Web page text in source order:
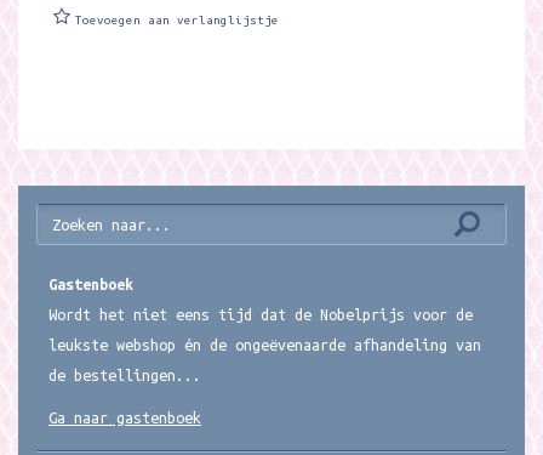
Toevoegen aan verlanglijstje
Gastenboek
Wordt het niet eens tijd dat de Nobelprijs voor de
leukste webshop én de ongeëvenaarde afhandeling van
de bestellingen...
Ga naar gastenboek